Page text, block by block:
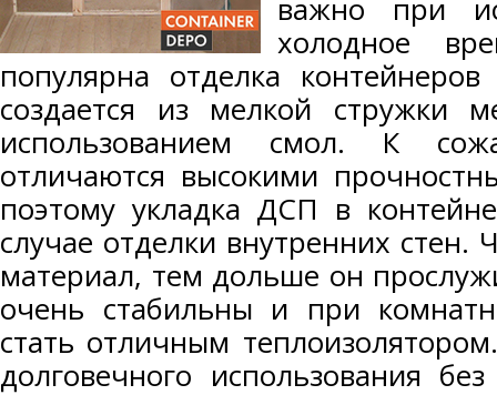
важно при
холодное
популярна отделка
создается из мелкой стружки
использованием смол. К
отличаются высокими
поэтому укладка ДСП в
случае отделки внутренних стен.
материал, тем дольше он
очень стабильны и при
стать отличным
долговечного использования